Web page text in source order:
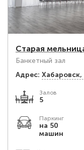
Старая
Банкетный зал
Адрес: Хабаровск,
Залов
5
Паркинг
на 50
машин